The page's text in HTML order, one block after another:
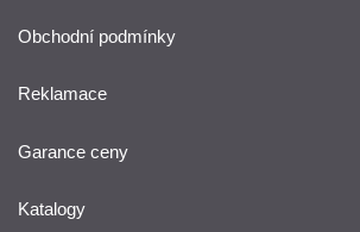
Obchodní podmínky
Reklamace
Garance ceny
Katalogy